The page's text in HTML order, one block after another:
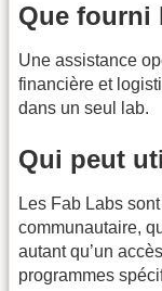
Que fourni
Une assistance
financière et
dans un seul lab.
Qui peut
Les Fab Labs
communautaire,
autant qu’un
programmes